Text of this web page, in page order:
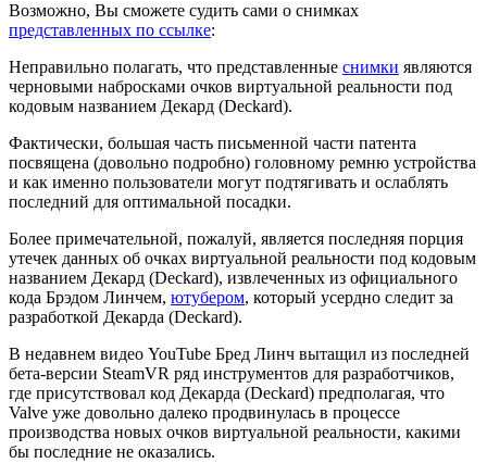
Возможно, Вы сможете судить сами о снимках
представленных по ссылке:
Неправильно полагать, что представленные снимки являются
черновыми набросками очков виртуальной реальности под
кодовым названием Декард (Deckard).
Фактически, большая часть письменной части патента
посвящена (довольно подробно) головному ремню устройства
и как именно пользователи могут подтягивать и ослаблять
последний для оптимальной посадки.
Более примечательной, пожалуй, является последняя порция
утечек данных об очках виртуальной реальности под кодовым
названием Декард (Deckard), извлеченных из официального
кода Брэдом Линчем, ютубером, который усердно следит за
разработкой Декарда (Deckard).
В недавнем видео YouTube Бред Линч вытащил из последней
бета-версии SteamVR ряд инструментов для разработчиков,
где присутствовал код Декарда (Deckard) предполагая, что
Valve уже довольно далеко продвинулась в процессе
производства новых очков виртуальной реальности, какими
бы последние не оказались.